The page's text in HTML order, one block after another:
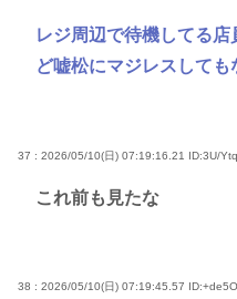
レジ周辺で待機してる
ど嘘松にマジレスしても
37 : 2026/05/10(日) 07:19:16.21 ID:3U/
これ前も見たな
38 : 2026/05/10(日) 07:19:45.57